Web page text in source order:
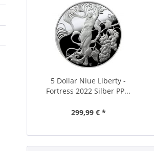
5 Dollar Niue Liberty -
Fortress 2022 Silber PP...
299,99 € *